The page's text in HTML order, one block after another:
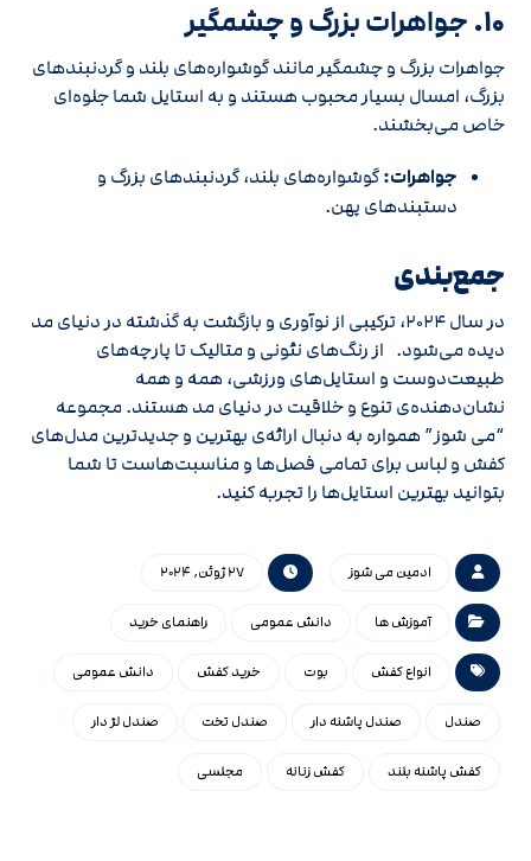
10. جواهرات بزرگ و چشمگیر
جواهرات بزرگ و چشمگیر مانند گوشواره‌های بلند و گردنبندهای
بزرگ، امسال بسیار محبوب هستند و به استایل شما جلوه‌ای
خاص می‌بخشند.
جواهرات:گوشواره‌های بلند، گردنبندهای بزرگ و
دستبندهای پهن.
جمع‌بندی
در سال 2024، ترکیبی از نوآوری و بازگشت به گذشته در دنیای مد
دیده می‌شود. از رنگ‌های نئونی و متالیک تا پارچه‌های
طبیعت‌دوست و استایل‌های ورزشی، همه و همه
نشان‌دهنده‌ی تنوع و خلاقیت در دنیای مد هستند. مجموعه
“می شوز” همواره به دنبال ارائه‌ی بهترین و جدیدترین مدل‌های
کفش و لباس برای تمامی فصل‌ها و مناسبت‌هاست تا شما
بتوانید بهترین استایل‌ها را تجربه کنید.
ادمین می شوز 27 ژوئن, 2024
آموزش ها دانش عمومی راهنمای خرید
انواع کفش بوت خرید کفش دانش عمومی
صندل صندل پاشنه دار صندل تخت صندل لژ دار
کفش پاشنه بلند کفش زنانه مجلسی